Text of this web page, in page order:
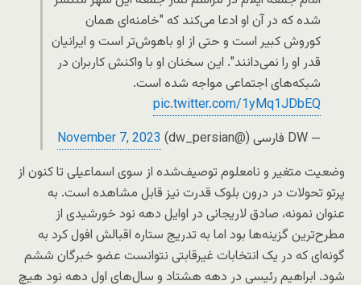
شده که در آن او ادعا می‌کند که "خامنه‌ای همان
کوروش کبیر است و حتی از او باهوش‌تر است و ایرانیان
قدر او را نمی‌دانند". این سخنان او با واکنش کاربران در
شبکه‌های اجتماعی مواجه شده است.
pic.twitter.com/1yMq1JDbEQ
— DW فارسی (@dw_persian)
November 7, 2023
وضعیت متغیر و نامعلوم توصیف‌شده از سوی اسماعیلی تا کنون از
پرتو تحولات در درون بلوک قدرت نیز قابل مشاهده است. به
عنوان نمونه، صادق لاریجانی در اوایل دهه نود خورشیدی از
مطرح‌ترین گزینه‌ها بود اما به تدریج ستاره اقبالش افول کرد به
گونه‌ای که در یک انتخابات غیرقابتی نتوانست عضو خبرگان ششم
شود. ابراهیم رئیسی در دهه هشتاد و سال‌های اول دهه نود هیچ